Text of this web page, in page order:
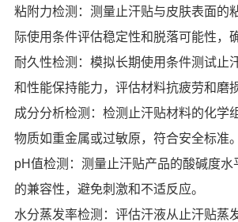
粘附力检测：测量止汗贴与皮肤表面的
际使用条件评估稳定性和脱落可能性，
耐久性检测：模拟长期使用条件测试止
和性能保持能力，评估材料抗疲劳和磨
成分分析检测：检测止汗贴材料的化学
物质如重金属或过敏原，符合安全标准。
pH值检测：测量止汗贴产品的酸碱度水
的兼容性，避免刺激和不适反应。
水分蒸发率检测：评估汗液从止汗贴蒸